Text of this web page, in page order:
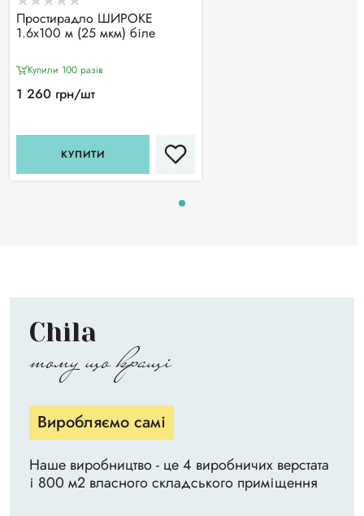
Простирадло ШИРОКЕ
1.6х100 м (25 мкм) біле
Купили 100 разiв
1 260 грн/шт
КУПИТИ
Chila
тому що кращі
Виробляємо самі
Наше виробництво - це 4 виробничих верстата
і 800 м2 власного складського приміщення